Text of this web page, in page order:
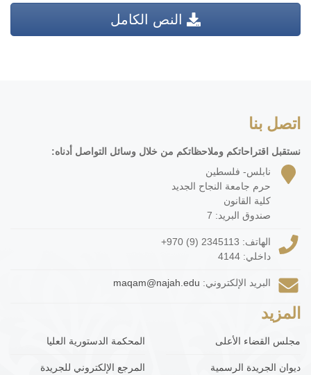
النص الكامل
اتصل بنا
نستقبل اقتراحاتكم وملاحظاتكم من خلال وسائل التواصل أدناه:
نابلس- فلسطين
حرم جامعة النجاح الجديد
كلية القانون
صندوق البريد: 7
الهاتف: +970 (9) 2345113
داخلي: 4144
البريد الإلكتروني: maqam@najah.edu
المزيد
مجلس القضاء الأعلى المحكمة الدستورية العليا
ديوان الجريدة الرسمية
المرجع الإلكتروني للجريدة